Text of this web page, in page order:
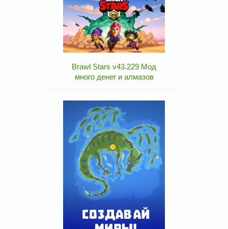
Brawl Stars v43.229 Мод
много денег и алмазов